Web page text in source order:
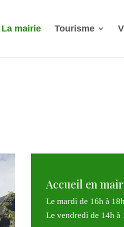
La mairie Tourisme
Accueil en
Le mardi de 16h à 18h
Le vendredi de 14h à